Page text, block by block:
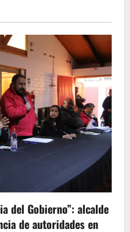
del Gobierno”: alcalde
de autoridades en